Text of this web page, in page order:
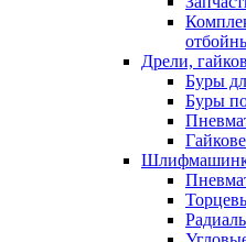
Дрели,
Буры
Буры